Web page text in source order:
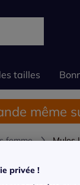
tailles
même
femme Mules
privée !